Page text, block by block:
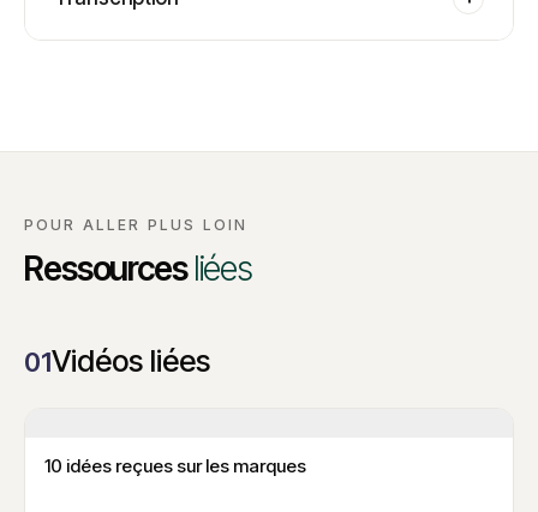
POUR ALLER PLUS LOIN
Ressourcesliées
01Vidéos liées
10 idées reçues sur les marques